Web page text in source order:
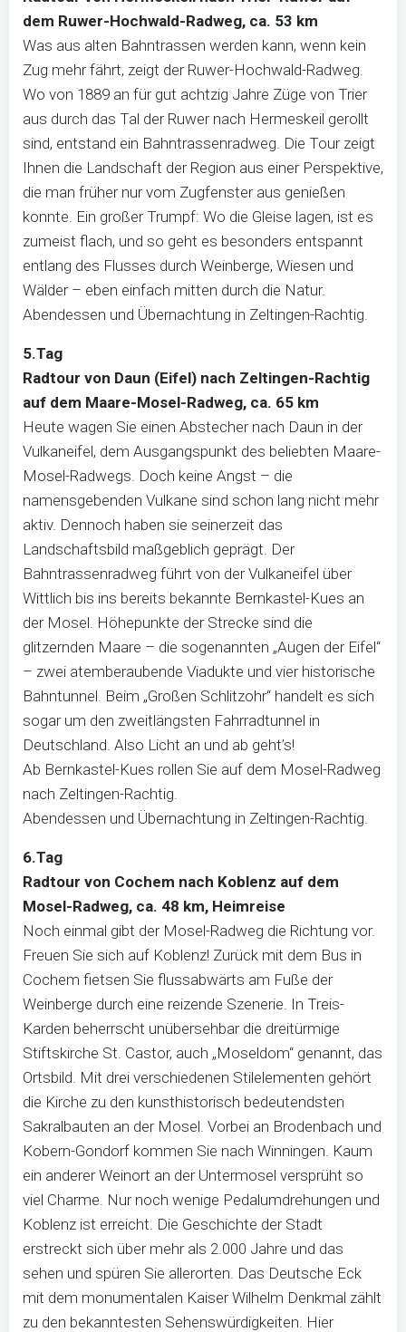
dem Ruwer-Hochwald-Radweg, ca. 53 km
Was aus alten Bahntrassen werden kann, wenn kein
Zug mehr fährt, zeigt der Ruwer-Hochwald-Radweg.
Wo von 1889 an für gut achtzig Jahre Züge von Trier
aus durch das Tal der Ruwer nach Hermeskeil gerollt
sind, entstand ein Bahntrassenradweg. Die Tour zeigt
Ihnen die Landschaft der Region aus einer Perspektive,
die man früher nur vom Zugfenster aus genießen
konnte. Ein großer Trumpf: Wo die Gleise lagen, ist es
zumeist flach, und so geht es besonders entspannt
entlang des Flusses durch Weinberge, Wiesen und
Wälder – eben einfach mitten durch die Natur.
Abendessen und Übernachtung in Zeltingen-Rachtig.
5.Tag
Radtour von Daun (Eifel) nach Zeltingen-Rachtig
auf dem Maare-Mosel-Radweg, ca. 65 km
Heute wagen Sie einen Abstecher nach Daun in der
Vulkaneifel, dem Ausgangspunkt des beliebten Maare-
Mosel-Radwegs. Doch keine Angst – die
namensgebenden Vulkane sind schon lang nicht mehr
aktiv. Dennoch haben sie seinerzeit das
Landschaftsbild maßgeblich geprägt. Der
Bahntrassenradweg führt von der Vulkaneifel über
Wittlich bis ins bereits bekannte Bernkastel-Kues an
der Mosel. Höhepunkte der Strecke sind die
glitzernden Maare – die sogenannten „Augen der Eifel“
– zwei atemberaubende Viadukte und vier historische
Bahntunnel. Beim „Großen Schlitzohr“ handelt es sich
sogar um den zweitlängsten Fahrradtunnel in
Deutschland. Also Licht an und ab geht’s!
Ab Bernkastel-Kues rollen Sie auf dem Mosel-Radweg
nach Zeltingen-Rachtig.
Abendessen und Übernachtung in Zeltingen-Rachtig.
6.Tag
Radtour von Cochem nach Koblenz auf dem
Mosel-Radweg, ca. 48 km, Heimreise
Noch einmal gibt der Mosel-Radweg die Richtung vor.
Freuen Sie sich auf Koblenz! Zurück mit dem Bus in
Cochem fietsen Sie flussabwärts am Fuße der
Weinberge durch eine reizende Szenerie. In Treis-
Karden beherrscht unübersehbar die dreitürmige
Stiftskirche St. Castor, auch „Moseldom“ genannt, das
Ortsbild. Mit drei verschiedenen Stilelementen gehört
die Kirche zu den kunsthistorisch bedeutendsten
Sakralbauten an der Mosel. Vorbei an Brodenbach und
Kobern-Gondorf kommen Sie nach Winningen. Kaum
ein anderer Weinort an der Untermosel versprüht so
viel Charme. Nur noch wenige Pedalumdrehungen und
Koblenz ist erreicht. Die Geschichte der Stadt
erstreckt sich über mehr als 2.000 Jahre und das
sehen und spüren Sie allerorten. Das Deutsche Eck
mit dem monumentalen Kaiser Wilhelm Denkmal zählt
zu den bekanntesten Sehenswürdigkeiten. Hier